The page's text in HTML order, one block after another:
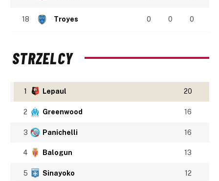
18 Troyes 0 0 0
STRZELCY
1 Lepaul 20
2 Greenwood 16
3 Panichelli 16
4 Balogun 13
5 Sinayoko 12